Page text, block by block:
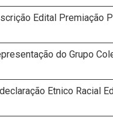
Edital Premiação
do Grupo
Etnico Racial